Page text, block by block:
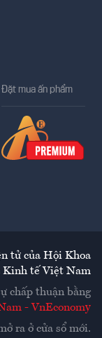
Đặt mua ấn phẩm
tử của Hội Khoa
Kinh tế Việt Nam
chấp thuận bằng
- VnEconomy
ra ở cửa sổ mới.